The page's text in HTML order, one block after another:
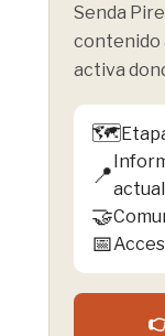
Senda
contenido
activa
🗺️
📍
🤝
📅